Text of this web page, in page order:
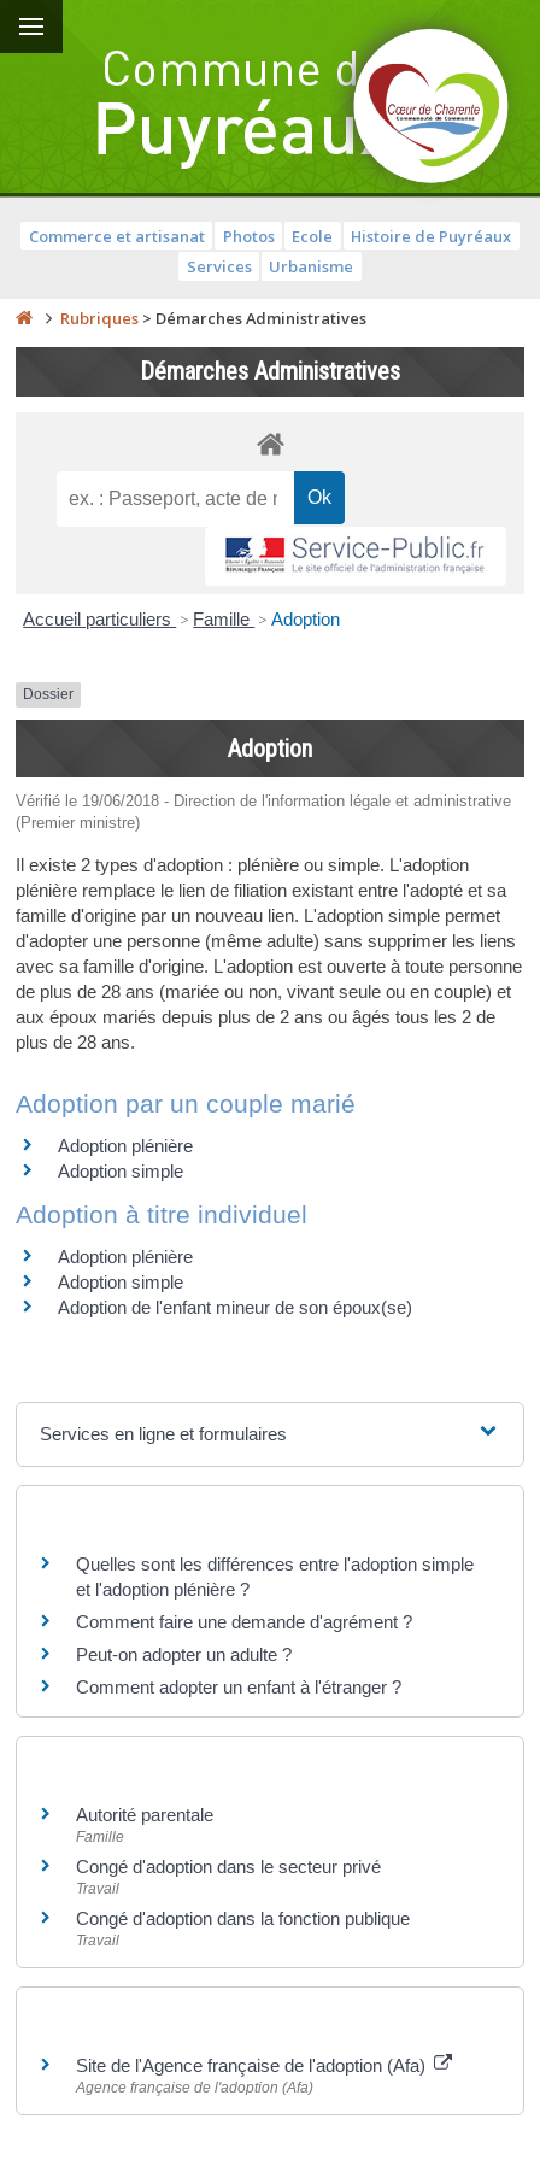
Commerce et artisanat Photos Ecole
Histoire de Puyréaux
Services
Urbanisme
Rubriques > Démarches Administratives
Démarches Administratives
Accueil particuliers > Famille > Adoption
Dossier
Adoption
Vérifié le 19/06/2018 - Direction de l'information légale et administrative
(Premier ministre)
Il existe 2 types d'adoption : plénière ou simple. L'adoption
plénière remplace le lien de filiation existant entre l'adopté et sa
famille d'origine par un nouveau lien. L'adoption simple permet
d'adopter une personne (même adulte) sans supprimer les liens
avec sa famille d'origine. L'adoption est ouverte à toute personne
de plus de 28 ans (mariée ou non, vivant seule ou en couple) et
aux époux mariés depuis plus de 2 ans ou âgés tous les 2 de
plus de 28 ans.
Adoption par un couple marié
Adoption plénière
Adoption simple
Adoption à titre individuel
Adoption plénière
Adoption simple
Adoption de l'enfant mineur de son époux(se)
Services en ligne et formulaires
Quelles sont les différences entre l'adoption simple
et l'adoption plénière ?
Comment faire une demande d'agrément ?
Peut-on adopter un adulte ?
Comment adopter un enfant à l'étranger ?
Autorité parentale
Famille
Congé d'adoption dans le secteur privé
Travail
Congé d'adoption dans la fonction publique
Travail
Site de l'Agence française de l'adoption (Afa)
Agence française de l'adoption (Afa)